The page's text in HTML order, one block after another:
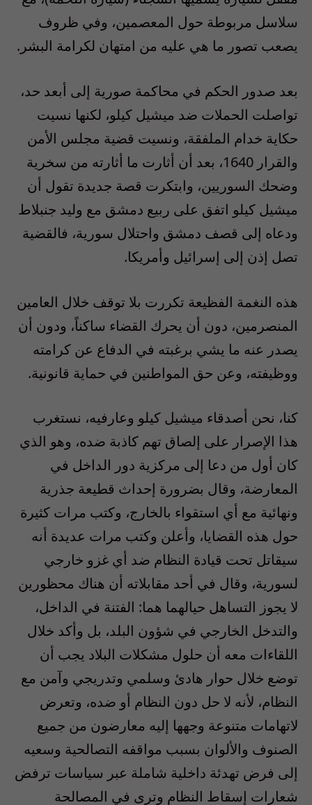
سلاسل مربوطة حول المعصمين، وفي ظروف
يصعب تصور ما هي عليه من امتهان لكرامة البشر.
بعد صدور الحكم في محاكمة صورية إلى أبعد حد،
تواصلت الحملات ضد ميشيل كيلو، لكنها نسيت
حكاية خدام الملفقة، ونسيت قضية مجلس الأمن
والقرار 1640، بعد أن أثارت ما أثارته من سخرية
وضحك السوريين، وابتكرت قصة جديدة تقول أن
ميشيل كيلو اتفق على ربيع دمشق مع وليد جنبلاط
ودعاه إلى قصف دمشق واحتلال سورية، فالقضية
تصل إذن إلى إسرائيل وأمريكا.
هذه النغمة الفظيعة تكررت بلا توقف خلال العامين
المنصرمين، دون أن يحرك القضاء ساكناً، ودون أن
يصدر عنه ما يشي برغبته في الدفاع عن كرامته
ووظيفته، وعن حق المواطنين في حماية قانونية.
كنا، نحن أصدقاء ميشيل كيلو وعارفيه، نستغرب
هذا الإصرار على إلصاق تهم كاذبة ضده، وهو الذي
كان أول من دعا إلى مركزية دور الداخل في
المعارضة، وقال بضرورة إحداث قطيعة جذرية
ونهائية مع أي استقواء بالخارج، وكتب مرات كثيرة
حول هذه القضايا، وأعلن وكتب مرات عديدة أنه
سيقاتل تحت قيادة النظام ضد أي غزو خارجي
لسورية، وقال في أحد مقابلاته أن هناك محظورين
لا يجوز التساهل حيالهما هما: الفتنة في الداخل،
والتدخل الخارجي في شؤون البلد، بل وأكد خلال
اللقاءات معه أن حلول مشكلات البلاد يجب أن
توضع خلال حوار هادئ وسلمي وتدريجي وآمن مع
النظام، لأنه لا حل دون النظام أو ضده، وتعرض
لاتهامات متنوعة وجهها إليه معارضون من جميع
الصنوف والألوان بسبب مواقفه التصالحية وسعيه
إلى فرض تهدئة داخلية شاملة عبر سياسات ترفض
شعارات إسقاط النظام وترى في المصالحة